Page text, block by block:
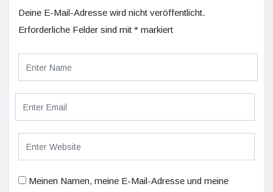
Deine E-Mail-Adresse wird nicht veröffentlicht.
Erforderliche Felder sind mit * markiert
Meinen Namen, meine E-Mail-Adresse und meine